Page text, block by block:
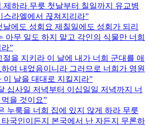
제하라 무릇 첫날부터 칠일까지 유교병
스라엘에서 끊쳐지리라
날에도 성회요 제칠일에도 성회가 되리
아무 일도 하지 말고 각인의 식물만 너희
라
절을 지키라 이 날에 내가 너희 군대를 애
여 내었음이니라 그러므로 너희가 영원
이 날을 대대로 지킬지라
십사일 저녁부터 이십일일 저녁까지 너
을 것이요
누룩을 너희 집에 있지 않게 하라 무릇
국인이든지 본국에서 난 자든지 무론하